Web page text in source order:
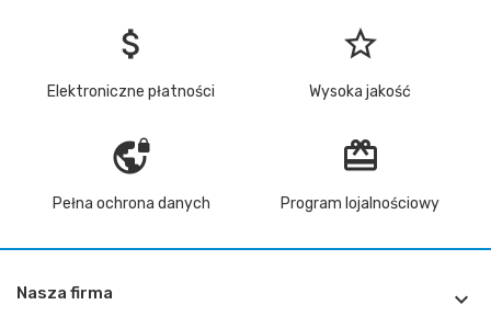
attach_money
Elektroniczne płatności
star_border
Wysoka jakość
vpn_lock
Pełna ochrona danych
redeem
Program lojalnościowy
Nasza firma 